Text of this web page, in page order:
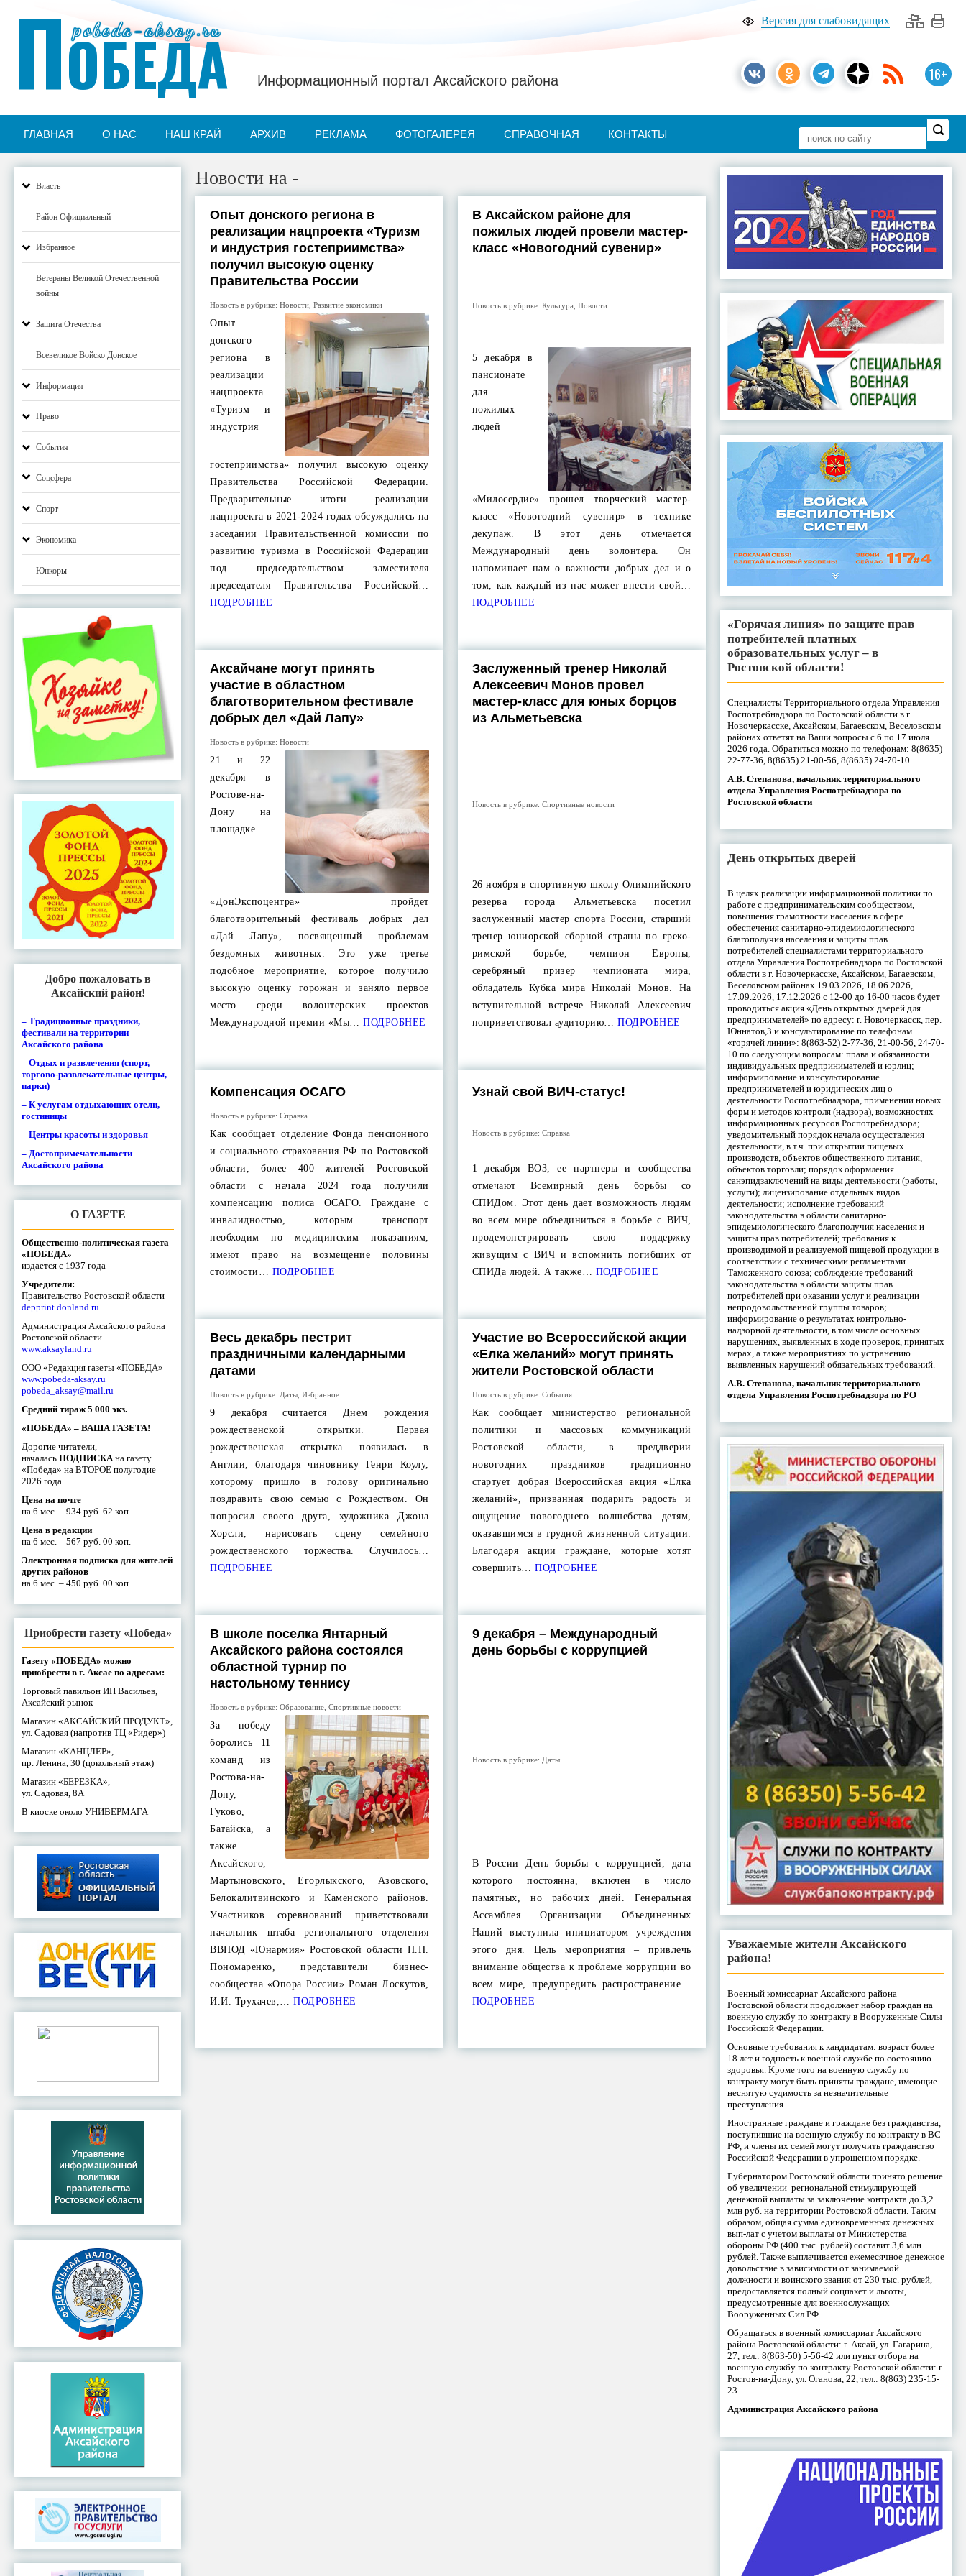
Версия для слабовидящих
16+
pobeda-aksay.ru
ПОБЕДА Информационный портал Аксайского района
ГЛАВНАЯ О НАС НАШ КРАЙ АРХИВ РЕКЛАМА ФОТОГАЛЕРЕЯ СПРАВОЧНАЯ КОНТАКТЫ
Власть
Район Официальный
Избранное
Ветераны Великой Отечественной
войны
Защита Отечества
Всевеликое Войско Донское
Информация
Право
События
Соцсфера
Спорт
Экономика
Юнкоры
Добро пожаловать в
Аксайский район!
– Традиционные праздники,
фестивали на территории
Аксайского района
– Отдых и развлечения (спорт,
торгово-развлекательные центры,
парки)
– К услугам отдыхающих отели,
гостиницы
– Центры красоты и здоровья
– Достопримечательности
Аксайского района
О ГАЗЕТЕ
Общественно-политическая газета
«ПОБЕДА»
издается с 1937 года
Учредители:
Правительство Ростовской области
depprint.donland.ru
Администрация Аксайского района
Ростовской области
www.aksayland.ru
ООО «Редакция газеты «ПОБЕДА»
www.pobeda-aksay.ru
pobeda_aksay@mail.ru
Средний тираж 5 000 экз.
«ПОБЕДА» – ВАША ГАЗЕТА!
Дорогие читатели,
началась ПОДПИСКА на газету
«Победа» на ВТОРОЕ полугодие
2026 года
Цена на почте
на 6 мес. – 934 руб. 62 коп.
Цена в редакции
на 6 мес. – 567 руб. 00 коп.
Электронная подписка для жителей
других районов
на 6 мес. – 450 руб. 00 коп.
Приобрести газету «Победа»
Газету «ПОБЕДА» можно
приобрести в г. Аксае по адресам:
Торговый павильон ИП Васильев,
Аксайский рынок
Магазин «АКСАЙСКИЙ ПРОДУКТ»,
ул. Садовая (напротив ТЦ «Ридер»)
Магазин «КАНЦЛЕР»,
пр. Ленина, 30 (цокольный этаж)
Магазин «БЕРЕЗКА»,
ул. Садовая, 8А
В киоске около УНИВЕРМАГА
Новости на -
Опыт донского региона в
реализации нацпроекта «Туризм
и индустрия гостеприимства»
получил высокую оценку
Правительства России
Новость в рубрике:Новости ,Развитие экономики
Опыт
донского
региона в
реализации
нацпроекта
«Туризм и
индустрия
гостеприимства» получил высокую оценку
Правительства Российской Федерации.
Предварительные итоги реализации
нацпроекта в 2021-2024 годах обсуждались на
заседании Правительственной комиссии по
развитию туризма в Российской Федерации
под председательством заместителя
председателя Правительства Российской…
ПОДРОБНЕЕ
В Аксайском районе для
пожилых людей провели мастер-
класс «Новогодний сувенир»
Новость в рубрике: Культура Новости
5 декабря в
пансионате
для
пожилых
людей
«Милосердие» прошел творческий мастер-
класс «Новогодний сувенир» в технике
декупаж. В этот день отмечается
Международный день волонтера. Он
напоминает нам о важности добрых дел и о
том, как каждый из нас может внести свой…
ПОДРОБНЕЕ
Аксайчане могут принять
участие в областном
благотворительном фестивале
добрых дел «Дай Лапу»
Новость в рубрике:Новости
21 и 22
декабря в
Ростове-на-
Дону на
площадке
«ДонЭкспоцентра» пройдет
благотворительный фестиваль добрых дел
«Дай Лапу», посвященный проблемам
бездомных животных. Это уже третье
подобное мероприятие, которое получило
высокую оценку горожан и заняло первое
место среди волонтерских проектов
Международной премии «Мы… ПОДРОБНЕЕ
Заслуженный тренер Николай
Алексеевич Монов провел
мастер-класс для юных борцов
из Альметьевска
Новость в рубрике: Спортивные новости
26 ноября в спортивную школу Олимпийского
резерва города Альметьевска посетил
заслуженный мастер спорта России, старший
тренер юниорской сборной страны по греко-
римской борьбе, чемпион Европы,
серебряный призер чемпионата мира,
обладатель Кубка мира Николай Монов. На
вступительной встрече Николай Алексеевич
поприветствовал аудиторию… ПОДРОБНЕЕ
Компенсация ОСАГО
Новость в рубрике:Справка
Как сообщает отделение Фонда пенсионного
и социального страхования РФ по Ростовской
области, более 400 жителей Ростовской
области с начала 2024 года получили
компенсацию полиса ОСАГО. Граждане с
инвалидностью, которым транспорт
необходим по медицинским показаниям,
имеют право на возмещение половины
стоимости… ПОДРОБНЕЕ
Узнай свой ВИЧ-статус!
Новость в рубрике: Справка
1 декабря ВОЗ, ее партнеры и сообщества
отмечают Всемирный день борьбы со
СПИДом. Этот день дает возможность людям
во всем мире объединиться в борьбе с ВИЧ,
продемонстрировать свою поддержку
живущим с ВИЧ и вспомнить погибших от
СПИДа людей. А также… ПОДРОБНЕЕ
Весь декабрь пестрит
праздничными календарными
датами
Новость в рубрике: Даты ,Избранное
9 декабря считается Днем рождения
рождественской открытки. Первая
рождественская открытка появилась в
Англии, благодаря чиновнику Генри Коулу,
которому пришло в голову оригинально
поздравить свою семью с Рождеством. Он
попросил своего друга, художника Джона
Хорсли, нарисовать сцену семейного
рождественского торжества. Случилось…
ПОДРОБНЕЕ
Участие во Всероссийской акции
«Елка желаний» могут принять
жители Ростовской области
Новость в рубрике: События
Как сообщает министерство региональной
политики и массовых коммуникаций
Ростовской области, в преддверии
новогодних праздников традиционно
стартует добрая Всероссийская акция «Елка
желаний», призванная подарить радость и
ощущение новогоднего волшебства детям,
оказавшимся в трудной жизненной ситуации.
Благодаря акции граждане, которые хотят
совершить… ПОДРОБНЕЕ
В школе поселка Янтарный
Аксайского района состоялся
областной турнир по
настольному теннису
Новость в рубрике:Образование ,Спортивные новости
За победу
боролись 11
команд из
Ростова-на-
Дону,
Гуково,
Батайска, а
также
Аксайского,
Мартыновского, Егорлыкского, Азовского,
Белокалитвинского и Каменского районов.
Участников соревнований приветствовали
начальник штаба регионального отделения
ВВПОД «Юнармия» Ростовской области Н.Н.
Пономаренко, представители бизнес-
сообщества «Опора России» Роман Лоскутов,
И.И. Трухачев,… ПОДРОБНЕЕ
9 декабря – Международный
день борьбы с коррупцией
Новость в рубрике: Даты
В России День борьбы с коррупцией, дата
которого постоянна, включен в число
памятных, но рабочих дней. Генеральная
Ассамблея Организации Объединенных
Наций выступила инициатором учреждения
этого дня. Цель мероприятия – привлечь
внимание общества к проблеме коррупции во
всем мире, предупредить распространение…
ПОДРОБНЕЕ
«Горячая линия» по защите прав
потребителей платных
образовательных услуг – в
Ростовской области!
Специалисты Территориального отдела Управления
Роспотребнадзора по Ростовской области в г.
Новочеркасске, Аксайском, Багаевском, Веселовском
районах ответят на Ваши вопросы с 6 по 17 июля
2026 года. Обратиться можно по телефонам: 8(8635)
22-77-36, 8(8635) 21-00-56, 8(8635) 24-70-10.
А.В. Степанова, начальник территориального
отдела Управления Роспотребнадзора по
Ростовской области
День открытых дверей
В целях реализации информационной политики по
работе с предпринимательским сообществом,
повышения грамотности населения в сфере
обеспечения санитарно-эпидемиологического
благополучия населения и защиты прав
потребителей специалистами территориального
отдела Управления Роспотребнадзора по Ростовской
области в г. Новочеркасске, Аксайском, Багаевском,
Веселовском районах 19.03.2026, 18.06.2026,
17.09.2026, 17.12.2026 с 12-00 до 16-00 часов будет
проводиться акция «День открытых дверей для
предпринимателей» по адресу: г. Новочеркасск, пер.
Юннатов,3 и консультирование по телефонам
«горячей линии»: 8(863-52) 2-77-36, 21-00-56, 24-70-
10 по следующим вопросам: права и обязанности
индивидуальных предпринимателей и юрлиц;
информирование и консультирование
предпринимателей и юридических лиц о
деятельности Роспотребнадзора, применении новых
форм и методов контроля (надзора), возможностях
информационных ресурсов Роспотребнадзора;
уведомительный порядок начала осуществления
деятельности, в т.ч. при открытии пищевых
производств, объектов общественного питания,
объектов торговли; порядок оформления
санэпидзаключений на виды деятельности (работы,
услуги); лицензирование отдельных видов
деятельности; исполнение требований
законодательства в области санитарно-
эпидемиологического благополучия населения и
защиты прав потребителей; требования к
производимой и реализуемой пищевой продукции в
соответствии с техническими регламентами
Таможенного союза; соблюдение требований
законодательства в области защиты прав
потребителей при оказании услуг и реализации
непродовольственной группы товаров;
информирование о результатах контрольно-
надзорной деятельности, в том числе основных
нарушениях, выявленных в ходе проверок, принятых
мерах, а также мероприятиях по устранению
выявленных нарушений обязательных требований.
А.В. Степанова, начальник территориального
отдела Управления Роспотребнадзора по РО
Уважаемые жители Аксайского
района!
Военный комиссариат Аксайского района
Ростовской области продолжает набор граждан на
военную службу по контракту в Вооруженные Силы
Российской Федерации.
Основные требования к кандидатам: возраст более
18 лет и годность к военной службе по состоянию
здоровья. Кроме того на военную службу по
контракту могут быть приняты граждане, имеющие
неснятую судимость за незначительные
преступления.
Иностранные граждане и граждане без гражданства,
поступившие на военную службу по контракту в ВС
РФ, и члены их семей могут получить гражданство
Российской Федерации в упрощенном порядке.
Губернатором Ростовской области принято решение
об увеличении региональной стимулирующей
денежной выплаты за заключение контракта до 3,2
млн руб. на территории Ростовской области. Таким
образом, общая сумма единовременных денежных
вып-лат с учетом выплаты от Министерства
обороны РФ (400 тыс. рублей) составит 3,6 млн
рублей. Также выплачивается ежемесячное денежное
довольствие в зависимости от занимаемой
должности и воинского звания от 230 тыс. рублей,
предоставляется полный соцпакет и льготы,
предусмотренные для военнослужащих
Вооруженных Сил РФ.
Обращаться в военный комиссариат Аксайского
района Ростовской области: г. Аксай, ул. Гагарина,
27, тел.: 8(863-50) 5-56-42 или пункт отбора на
военную службу по контракту Ростовской области: г.
Ростов-на-Дону, ул. Оганова, 22, тел.: 8(863) 235-15-
23.
Администрация Аксайского района